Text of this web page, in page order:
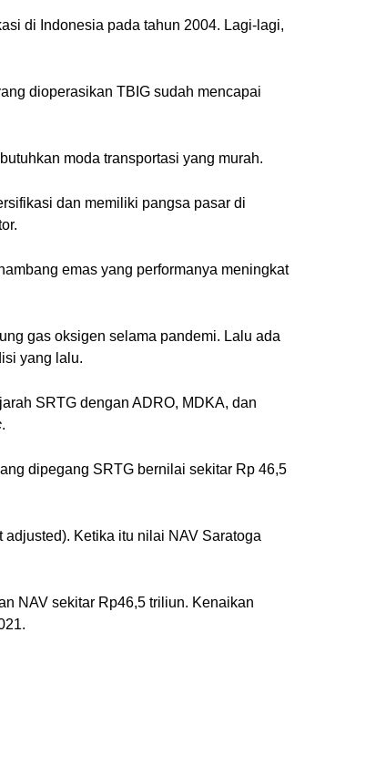
di Indonesia pada tahun 2004. Lagi-lagi,
dioperasikan TBIG sudah mencapai
moda transportasi yang murah.
dan memiliki pangsa pasar di
emas yang performanya meningkat
gas oksigen selama pandemi. Lalu ada
yang lalu.
SRTG dengan ADRO, MDKA, dan
.
dipegang SRTG bernilai sekitar Rp 46,5
Ketika itu nilai NAV Saratoga
NAV sekitar Rp46,5 triliun. Kenaikan